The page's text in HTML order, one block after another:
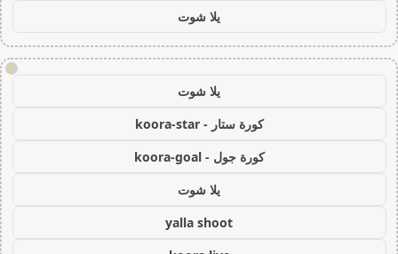
يلا شوت
!
يلا شوت
كورة ستار - koora-star
كورة جول - koora-goal
يلا شوت
yalla shoot